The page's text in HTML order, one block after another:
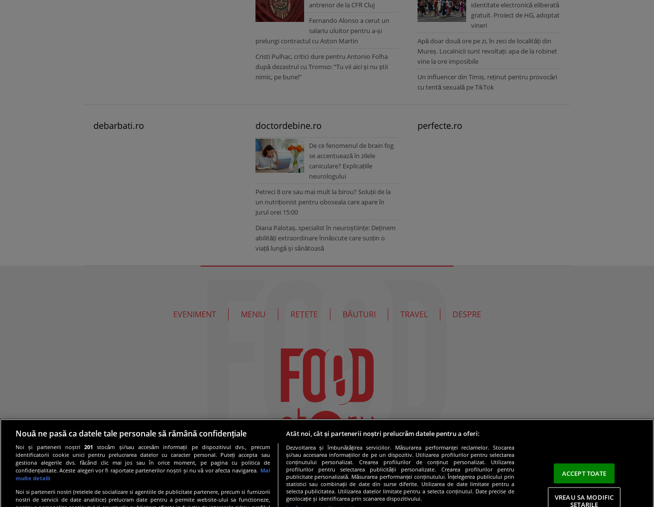
antrenor de la CFR Cluj
Fernando Alonso a cerut un
salariu uluitor pentru a-și
prelungi contractul cu Aston Martin
Cristi Pulhac, critici dure pentru Antonio Folha
după dezastrul cu Tromso: ”Tu vii aici și nu știi
nimic, pe bune!”
identitate electronică eliberată
gratuit. Proiect de HG, adoptat
vineri
Apă doar două ore pe zi, în zeci de localități din
Mureș. Localnicii sunt revoltați: apa de la robinet
vine la ore imposibile
Un influencer din Timiș, reținut pentru provocări
cu tentă sexuală pe TikTok
debarbati.ro doctordebine.ro
De ce fenomenul de brain fog
se accentuează în zilele
caniculare? Explicațiile
neurologului
Petreci 8 ore sau mai mult la birou? Soluții de la
un nutriționist pentru oboseala care apare în
jurul orei 15:00
Diana Palotaș, specialist în neuroștiințe: Deținem
abilități extraordinare înnăscute care susțin o
viață lungă și sănătoasă
perfecte.ro
EVENIMENT MENIU REȚETE BĂUTURI TRAVEL DESPRE
Nouă ne pasă ca datele tale personale să rămână confidențiale
Noi și partenerii noștri201 stocăm și/sau accesăm informații pe dispozitivul dvs., precum
identificatorii cookie unici pentru prelucrarea datelor cu caracter personal. Puteți accepta sau
gestiona alegerile dvs. făcând clic mai jos sau în orice moment, pe pagina cu politica de
confidențialitate. Aceste alegeri vor fi raportate partenerilor noștri și nu vă vor afecta navigarea. Mai
multe detalii
Noi si partenerii nostri (retelele de socializare si agentiile de publicitate partenere, precum si furnizorii
nostri de servicii de date analitice) prelucram date pentru a permite website-ului sa functioneze,
Atât noi, cât și partenerii noștri prelucrăm datele pentru a oferi:
Dezvoltarea și îmbunătățirea serviciilor. Măsurarea performanței reclamelor. Stocarea
și/sau accesarea informațiilor de pe un dispozitiv. Utilizarea profilurilor pentru selectarea
conținutului personalizat. Crearea profilurilor de conținut personalizat. Utilizarea
profilurilor pentru selectarea publicității personalizate. Crearea profilurilor pentru
publicitate personalizată. Măsurarea performanței conținutului. Înțelegerea publicului prin
statistici sau combinații de date din surse diferite. Utilizarea de date limitate pentru a
selecta publicitatea. Utilizarea datelor limitate pentru a selecta conținutul. Date precise de
geolocație și identificarea prin scanarea dispozitivului.
ACCEPT TOATE
VREAU SA MODIFIC
SETARILE